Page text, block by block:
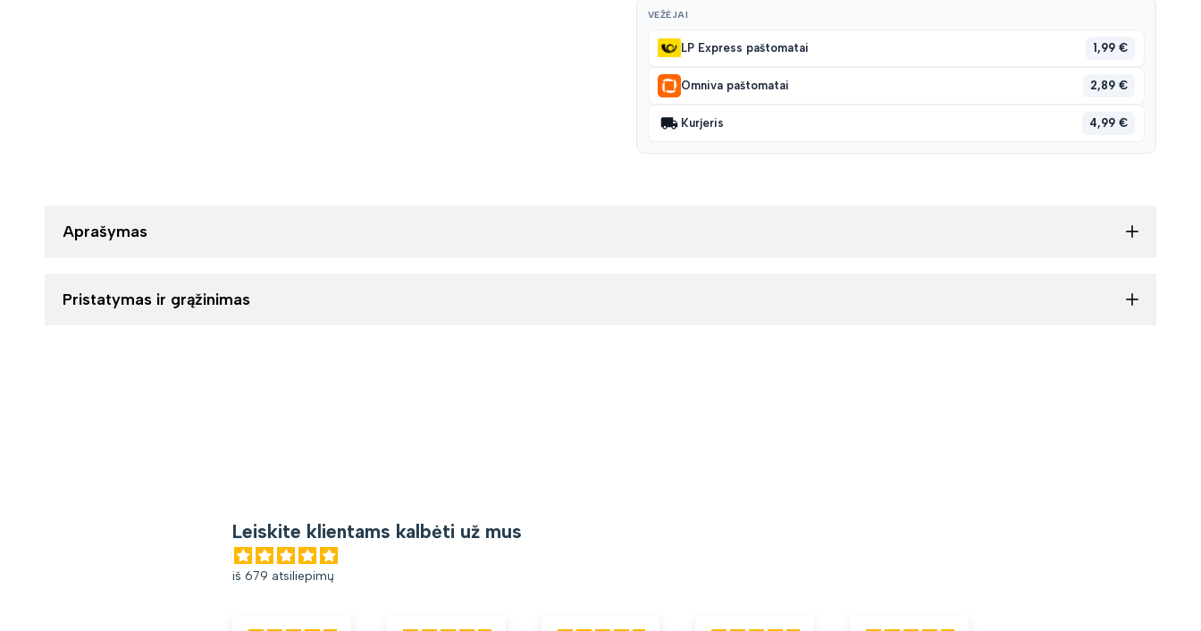
VEŽĖJAI
LP Express paštomatai 1,99 €
Omniva paštomatai 2,89 €
Kurjeris 4,99 €
Aprašymas
Pristatymas ir grąžinimas
Leiskite klientams kalbėti už mus
iš 679 atsiliepimų